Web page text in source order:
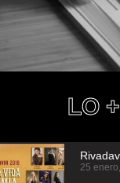
LO
25